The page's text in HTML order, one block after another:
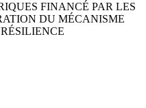
FINANCÉ PAR LES
DU MÉCANISME